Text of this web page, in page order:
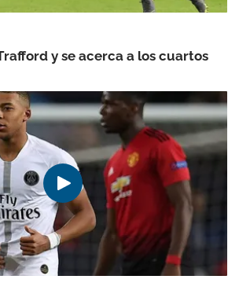
y se acerca a los cuartos